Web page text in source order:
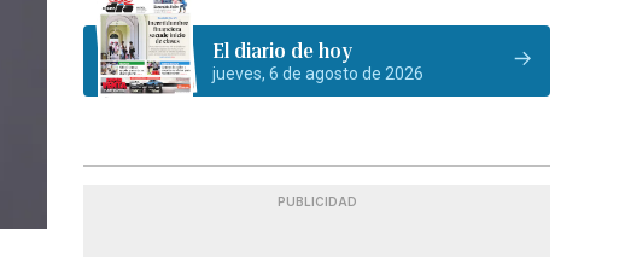
El diario de hoy
jueves, 6 de agosto de 2026
PUBLICIDAD